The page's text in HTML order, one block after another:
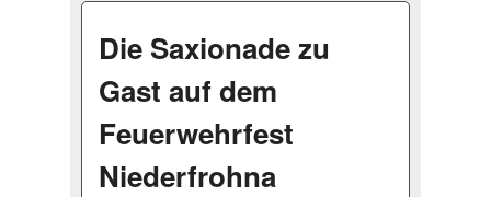
Die Saxionade zu
Gast auf dem
Feuerwehrfest
Niederfrohna